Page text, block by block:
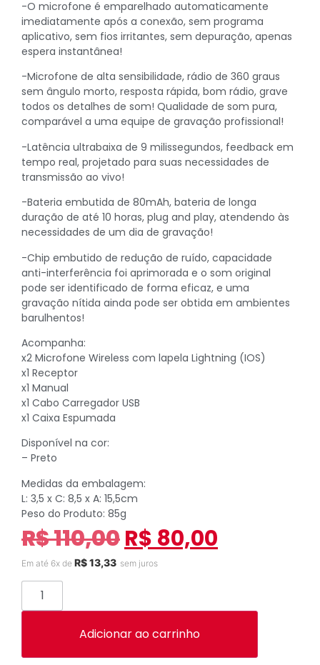
-O microfone é emparelhado automaticamente
imediatamente após a conexão, sem programa
aplicativo, sem fios irritantes, sem depuração, apenas
espera instantânea!
-Microfone de alta sensibilidade, rádio de 360 graus
sem ângulo morto, resposta rápida, bom rádio, grave
todos os detalhes de som! Qualidade de som pura,
comparável a uma equipe de gravação profissional!
-Latência ultrabaixa de 9 milissegundos, feedback em
tempo real, projetado para suas necessidades de
transmissão ao vivo!
-Bateria embutida de 80mAh, bateria de longa
duração de até 10 horas, plug and play, atendendo às
necessidades de um dia de gravação!
-Chip embutido de redução de ruído, capacidade
anti-interferência foi aprimorada e o som original
pode ser identificado de forma eficaz, e uma
gravação nítida ainda pode ser obtida em ambientes
barulhentos!
Acompanha:
x2 Microfone Wireless com lapela Lightning (IOS)
x1 Receptor
x1 Manual
x1 Cabo Carregador USB
x1 Caixa Espumada
Disponível na cor:
– Preto
Medidas da embalagem:
L: 3,5 x C: 8,5 x A: 15,5cm
Peso do Produto: 85g
R$110,00R$ 80,00
Em até 6x de R$13,33 sem juros
Adicionar ao carrinho